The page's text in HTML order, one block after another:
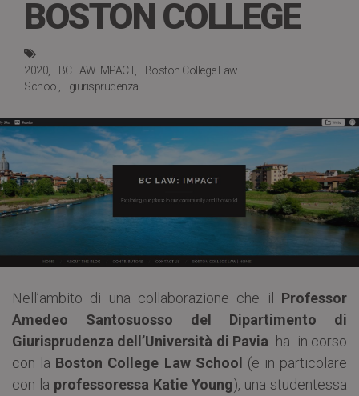
BOSTON COLLEGE
2020 BC LAW IMPACT
Boston College Law
School
giurisprudenza
Nell’ambito di una collaborazione che il Professor
Amedeo Santosuosso del Dipartimento di
Giurisprudenza dell’Università di Pavia ha in corso
con la Boston College Law School (e in particolare
con la professoressa Katie Young), una studentessa